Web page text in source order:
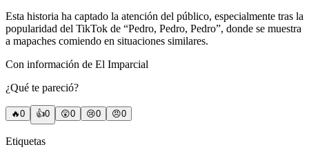
Esta historia ha captado la atención del público, especialmente tras la
popularidad del TikTok de “Pedro, Pedro, Pedro”, donde se muestra
a mapaches comiendo en situaciones similares.
Con información de El Imparcial
¿Qué te pareció?
🔥0 👍0 😲0 😢0 😠0
Etiquetas